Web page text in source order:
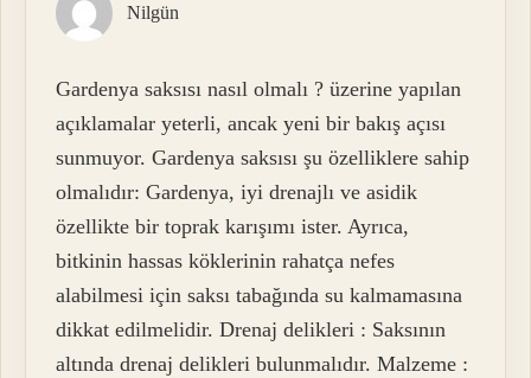
Nilgün
Gardenya saksısı nasıl olmalı ? üzerine yapılan
açıklamalar yeterli, ancak yeni bir bakış açısı
sunmuyor. Gardenya saksısı şu özelliklere sahip
olmalıdır: Gardenya, iyi drenajlı ve asidik
özellikte bir toprak karışımı ister. Ayrıca,
bitkinin hassas köklerinin rahatça nefes
alabilmesi için saksı tabağında su kalmamasına
dikkat edilmelidir. Drenaj delikleri : Saksının
altında drenaj delikleri bulunmalıdır. Malzeme :